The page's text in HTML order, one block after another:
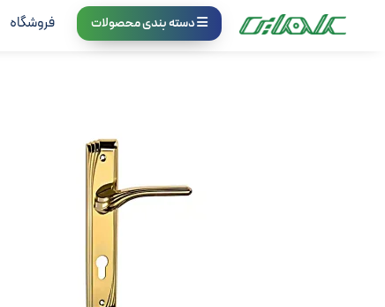
دسته بندی محصولات فروشگاه